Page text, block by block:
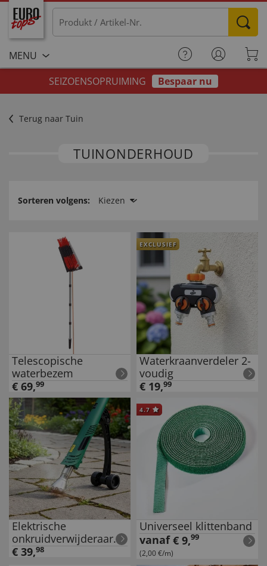
MENU
SEIZOENSOPRUIMING
Bespaar nu
Terug naar Tuin
TUINONDERHOUD
Sorteren volgens: Kiezen
Telescopische
waterbezem
€ 69,99
EXCLUSIEF
Waterkraanverdeler 2-
voudig
€ 19,99
Elektrische
onkruidverwijderaar
met wieltjes
€ 39,98
4.7
Universeel klittenband
vanaf € 9,99
(2,00 €/m)